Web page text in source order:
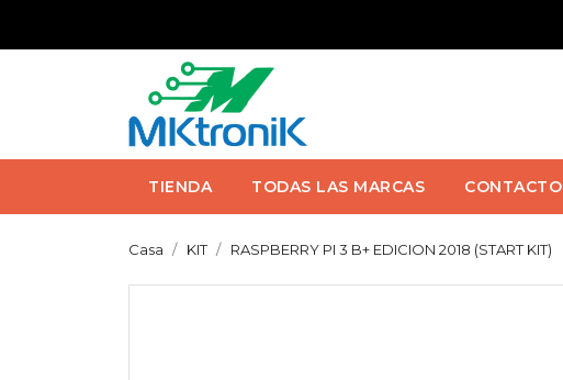
TIENDA TODAS LAS MARCAS CONTACTO
Casa KIT RASPBERRY PI 3 B+ EDICION 2018 (START KIT)